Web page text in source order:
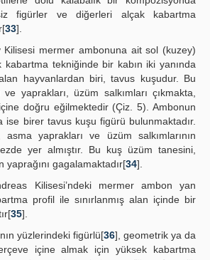
figürler ve diğerleri alçak kabartma
33].
Kilisesi mermer ambonuna ait sol (kuzey)
tekniğinde bir kabın iki yanında
hayvanlardan biri, tavus kuşudur. Bu
yaprakları, üzüm salkımları çıkmakta,
doğru eğilmektedir (Çiz. 5). Ambonun
ise birer tavus kuşu figürü bulunmaktadır.
yaprakları ve üzüm salkımlarının
yer almıştır. Bu kuş üzüm tanesini,
yaprağını gagalamaktadır[34].
Kilisesi’ndeki mermer ambon yan
profil ile sınırlanmış alan içinde bir
35].
yüzlerindeki figürlü[36], geometrik ya da
içine almak için yüksek kabartma